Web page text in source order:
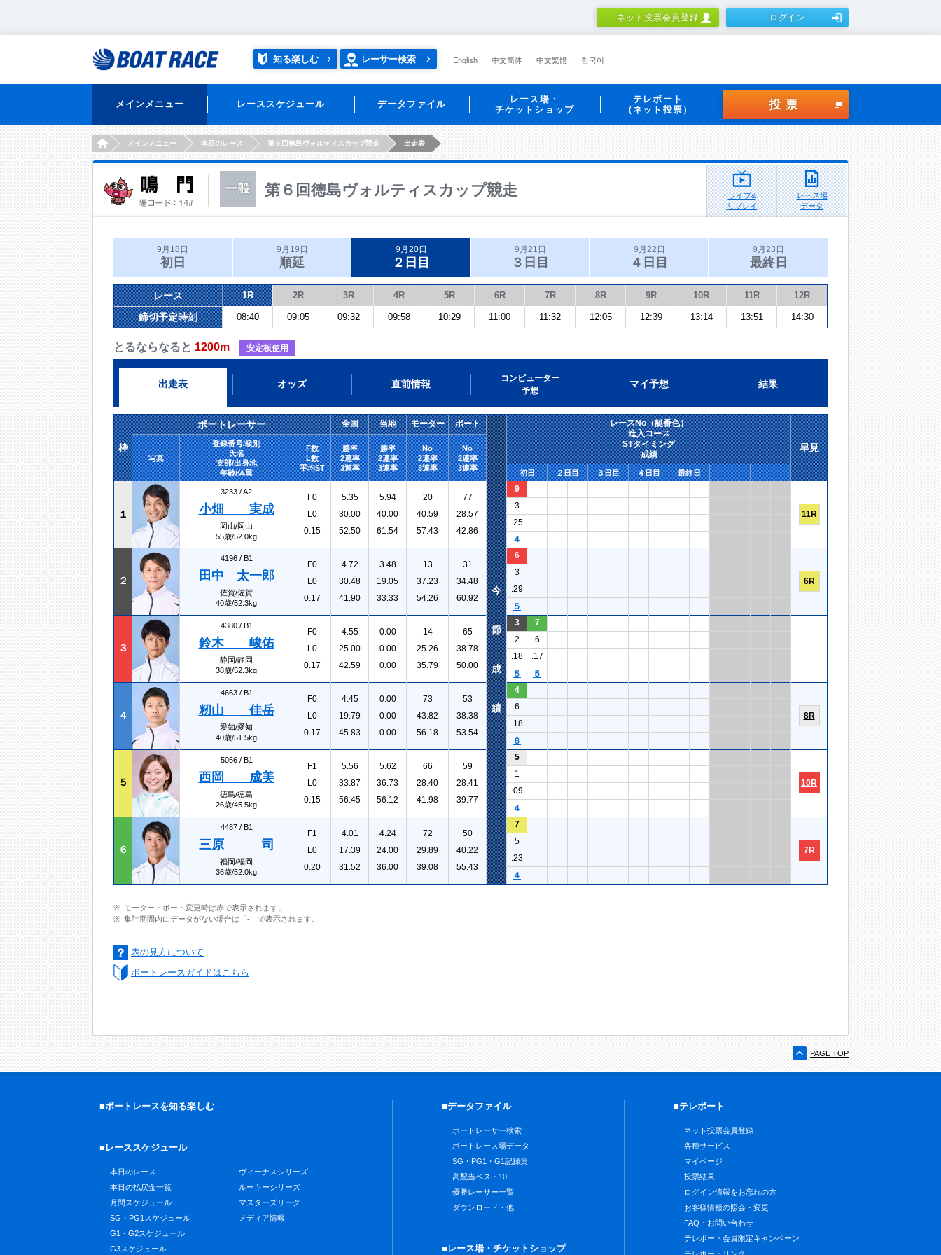
ネット投票会員登録 ログイン
知る楽しむ レーサー検索 English 中文简体 中文繁體 한국어
メインメニュー レーススケジュール データファイル
レース場・
チケットショップ
テレボート
（ネット投票）
投票
HOMEメインメニュー 本日のレース 第６回徳島ヴォルティスカップ競走 出走表
第６回徳島ヴォルティスカップ競走
ライブ&
リプレイ
レース場
データ
9月18日
初日
9月19日
順延
9月20日
２日目
9月21日
３日目
9月22日
４日目
9月23日
最終日
レース 1R 2R 3R 4R 5R 6R 7R 8R 9R 10R 11R 12R
締切予定時刻 08:40 09:05 09:32 09:58 10:29 11:00 11:32 12:05 12:39 13:14 13:51 14:30
とるならなると 1200m 安定板使用
出走表 オッズ 直前情報
コンピューター
予想
マイ予想 結果
枠
ボートレーサー 全国 当地 モーター ボート
レースNo（艇番色）
進入コース
STタイミング
成績
早見
写真
登録番号/級別
氏名
支部/出身地
年齢/体重
F数
L数
平均ST
勝率
2連率
3連率
勝率
2連率
3連率
No
2連率
3連率
No
2連率
3連率
初日 ２日目 ３日目 ４日目 最終日
１
3233 /A2
小畑 実成
岡山/岡山
55歳/52.0kg
F0
L0
0.15
5.35
30.00
52.50
5.94
40.00
61.54
20
40.59
57.43
77
28.57
42.86
9
11R
3
.25
４
２
4196 / B1
田中 太一郎
佐賀/佐賀
40歳/52.3kg
F0
L0
0.17
4.72
30.48
41.90
3.48
19.05
33.33
13
37.23
54.26
31
34.48
60.92
6
6R
3
.29
５
３
4380 / B1
鈴木 峻佑
静岡/静岡
38歳/52.3kg
F0
L0
0.17
4.55
25.00
42.59
0.00
0.00
0.00
14
25.26
35.79
65
38.78
50.00
3
7
2
6
.18
.17
５
５
４
4663 / B1
籾山 佳岳
愛知/愛知
40歳/51.5kg
F0
L0
0.17
4.45
19.79
45.83
0.00
0.00
0.00
73
43.82
56.18
53
38.38
53.54
4
8R
6
.18
６
５
5056 / B1
西岡 成美
徳島/徳島
26歳/45.5kg
F1
L0
0.15
5.56
33.87
56.45
5.62
36.73
56.12
66
28.40
41.98
59
28.41
39.77
5
10R
1
.09
４
６
4487 / B1
三原 司
福岡/福岡
36歳/52.0kg
F1
L0
0.20
4.01
17.39
31.52
4.24
24.00
36.00
72
29.89
39.08
50
40.22
55.43
7
7R
5
.23
４
今
節
成
績
モーター・ボート変更時は赤で表示されます。
集計期間内にデータがない場合は「-」で表示されます。
表の見方について
ボートレースガイドはこちら
PAGE TOP
■ボートレースを知る楽しむ
■レーススケジュール
本日のレース
本日の払戻金一覧
月間スケジュール
SG・PG1スケジュール
G1・G2スケジュール
G3スケジュール
ヴィーナスシリーズ
ルーキーシリーズ
マスターズリーグ
メディア情報
■データファイル
ボートレーサー検索
ボートレース場データ
SG・PG1・G1記録集
高配当ベスト10
優勝レーサー一覧
ダウンロード・他
■レース場・チケットショップ
■テレボート
ネット投票会員登録
各種サービス
マイページ
投票結果
ログイン情報をお忘れの方
お客様情報の照会・変更
FAQ・お問い合わせ
テレボート会員限定キャンペーン